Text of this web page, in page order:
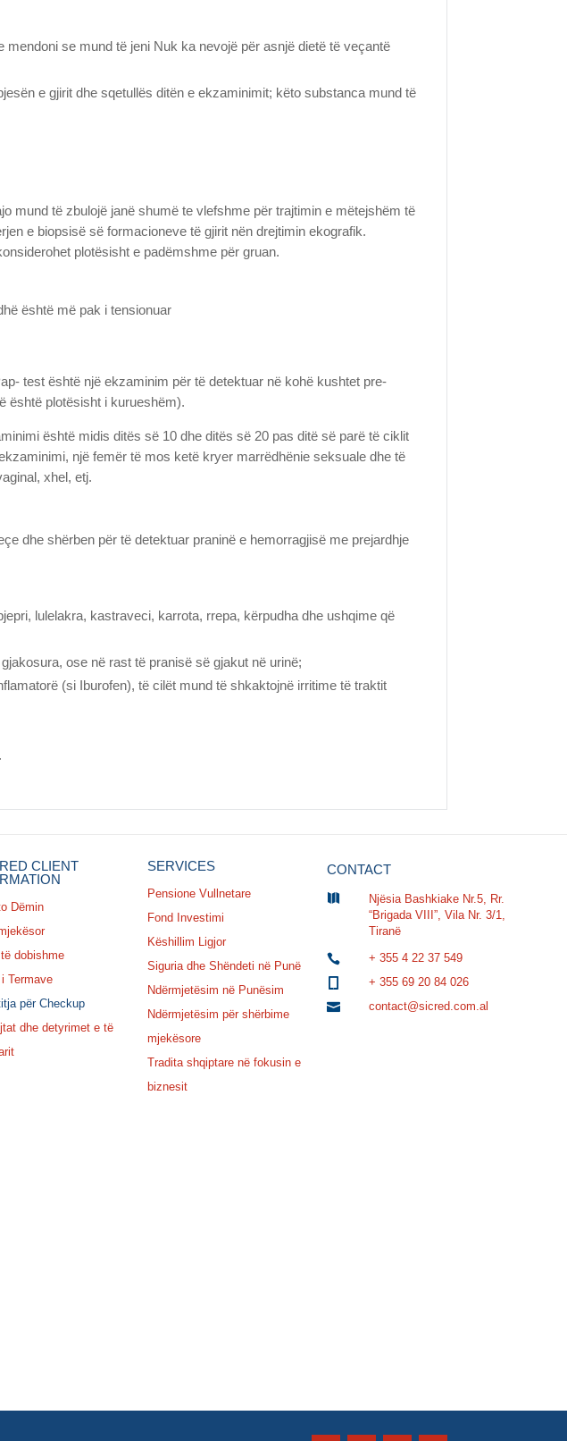
se mund të jeni Nuk ka nevojë për asnjë dietë të veçantë
e gjirit dhe sqetullës ditën e ekzaminimit; këto substanca mund të
mund të zbulojë janë shumë te vlefshme për trajtimin e mëtejshëm të
e biopsisë së formacioneve të gjirit nën drejtimin ekografik.
plotësisht e padëmshme për gruan.
është më pak i tensionuar
test është një ekzaminim për të detektuar në kohë kushtet pre-
është plotësisht i kurueshëm).
është midis ditës së 10 dhe ditës së 20 pas ditë së parë të ciklit
një femër të mos ketë kryer marrëdhënie seksuale dhe të
xhel, etj.
dhe shërben për të detektuar praninë e hemorragjisë me prejardhje
lulelakra, kastraveci, karrota, rrepa, kërpudha dhe ushqime që
ose në rast të pranisë së gjakut në urinë;
(si Iburofen), të cilët mund të shkaktojnë irritime të traktit
CLIENT
Dëmin
të dobishme
Termave
për Checkup
dhe detyrimet e të
SERVICES
Pensione Vullnetare
Fond Investimi
Këshillim Ligjor
Siguria dhe Shëndeti në Punë
Ndërmjetësim në Punësim
Ndërmjetësim për shërbime
mjekësore
Tradita shqiptare në fokusin e
biznesit
CONTACT

Njësia Bashkiake Nr.5, Rr.
“Brigada VIII”, Vila Nr. 3/1,
Tiranë

+ 355 4 22 37 549
+ 355 69 20 84 026

contact@sicred.com.al